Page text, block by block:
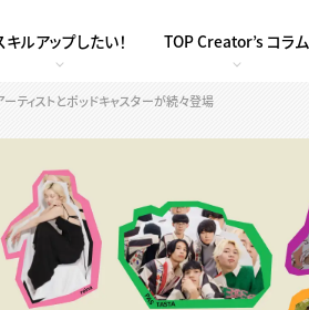
キルアップしたい！ TOP Creator’s コラム
ティストとポッドキャスターが続々登場